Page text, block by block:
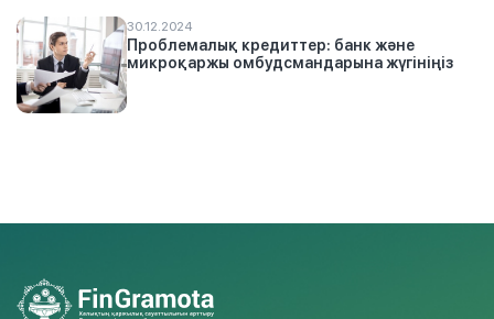
30.12.2024
Проблемалық кредиттер: банк және
микроқаржы омбудсмандарына жүгініңіз